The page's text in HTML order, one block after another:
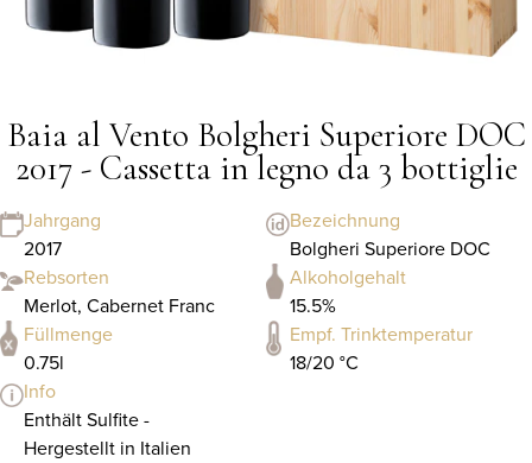
Baia al Vento Bolgheri Superiore DOC
2017 - Cassetta in legno da 3 bottiglie
Jahrgang
2017
Bezeichnung
Bolgheri Superiore DOC
Rebsorten
Merlot, Cabernet Franc
Alkoholgehalt
15.5%
Füllmenge
0.75l
Empf. Trinktemperatur
18/20 °C
Info
Enthält Sulfite -
Hergestellt in Italien